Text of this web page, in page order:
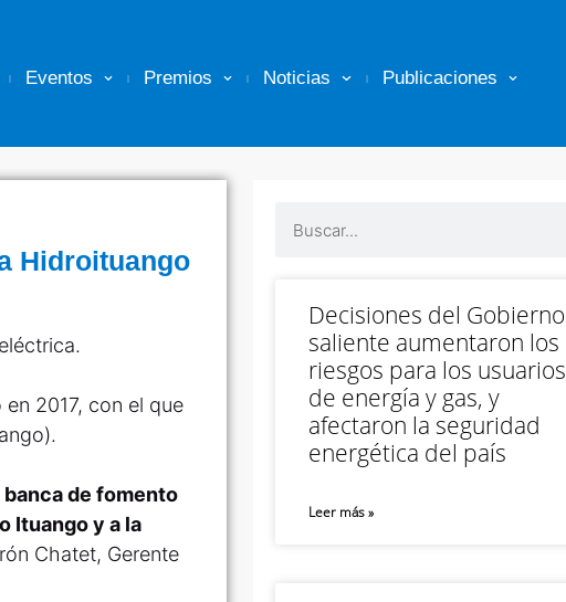
Eventos Premios Noticias Publicaciones
Hidroituango
2017, con el que
de fomento
Ituango y a la
Chatet, Gerente
Decisiones del Gobierno
saliente aumentaron los
riesgos para los usuarios
de energía y gas, y
afectaron la seguridad
energética del país
Leer más »